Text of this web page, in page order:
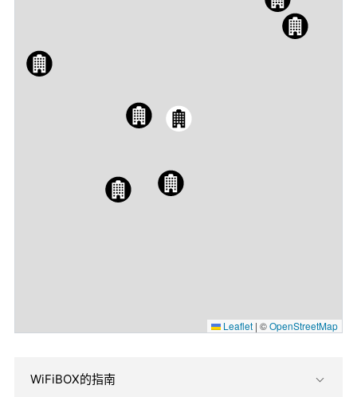
Leaflet | ©OpenStreetMap
WiFiBOX的指南